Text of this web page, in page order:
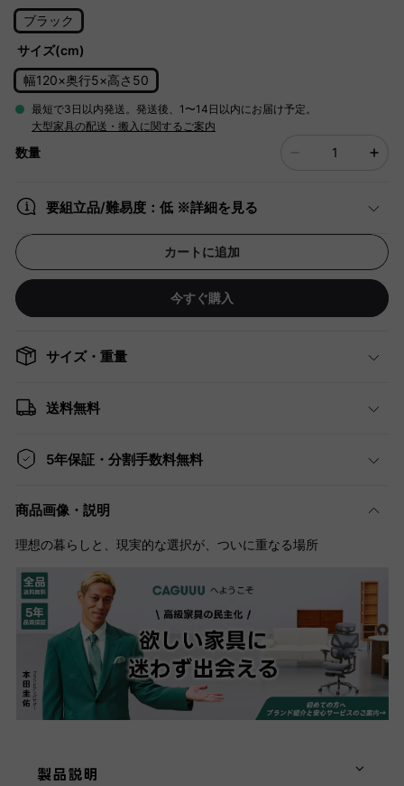
ブラック
サイズ(cm)
幅120×奥行5×高さ50
最短で3日以内発送。発送後、1〜14日以内にお届け予定。
大型家具の配送・搬入に関するご案内
数量
要組立品/難易度：低 ※詳細を見る
カートに追加
今すぐ購入
サイズ・重量
送料無料
5年保証・分割手数料無料
商品画像・説明
理想の暮らしと、現実的な選択が、ついに重なる場所